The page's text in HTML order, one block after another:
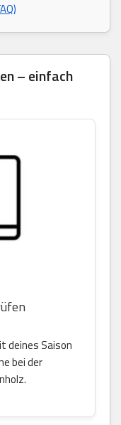
– einfach
deines Saison
bei der